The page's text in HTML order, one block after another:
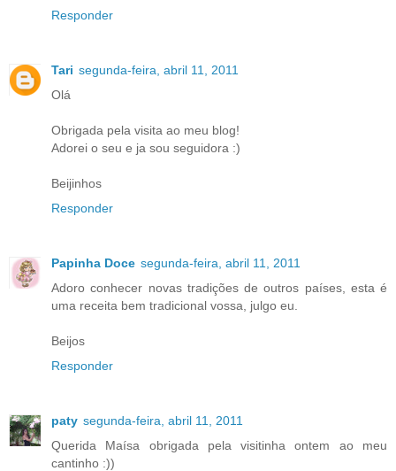
Responder
Tari segunda-feira, abril 11, 2011
Olá
Obrigada pela visita ao meu blog!
Adorei o seu e ja sou seguidora :)
Beijinhos
Responder
Papinha Doce segunda-feira, abril 11, 2011
Adoro conhecer novas tradições de outros países, esta é
uma receita bem tradicional vossa, julgo eu.
Beijos
Responder
paty segunda-feira, abril 11, 2011
Querida Maísa obrigada pela visitinha ontem ao meu
cantinho :))